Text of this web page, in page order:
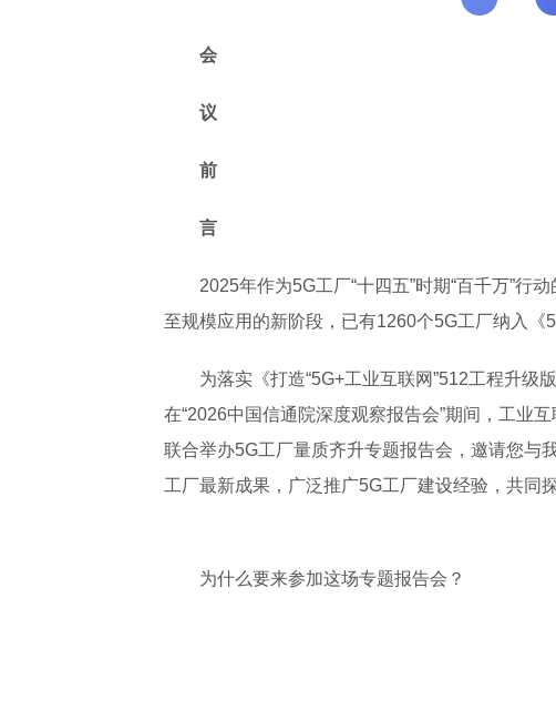
会
议
前
言
2025年作为5G工厂“十四五”时期“百千万”行
至规模应用的新阶段，已有1260个5G工厂纳入《
为落实《打造“5G+工业互联网”512工程升级
在“2026中国信通院深度观察报告会”期间，工业
联合举办5G工厂量质齐升专题报告会，邀请您与
工厂最新成果，广泛推广5G工厂建设经验，共同
为什么要来参加这场专题报告会？